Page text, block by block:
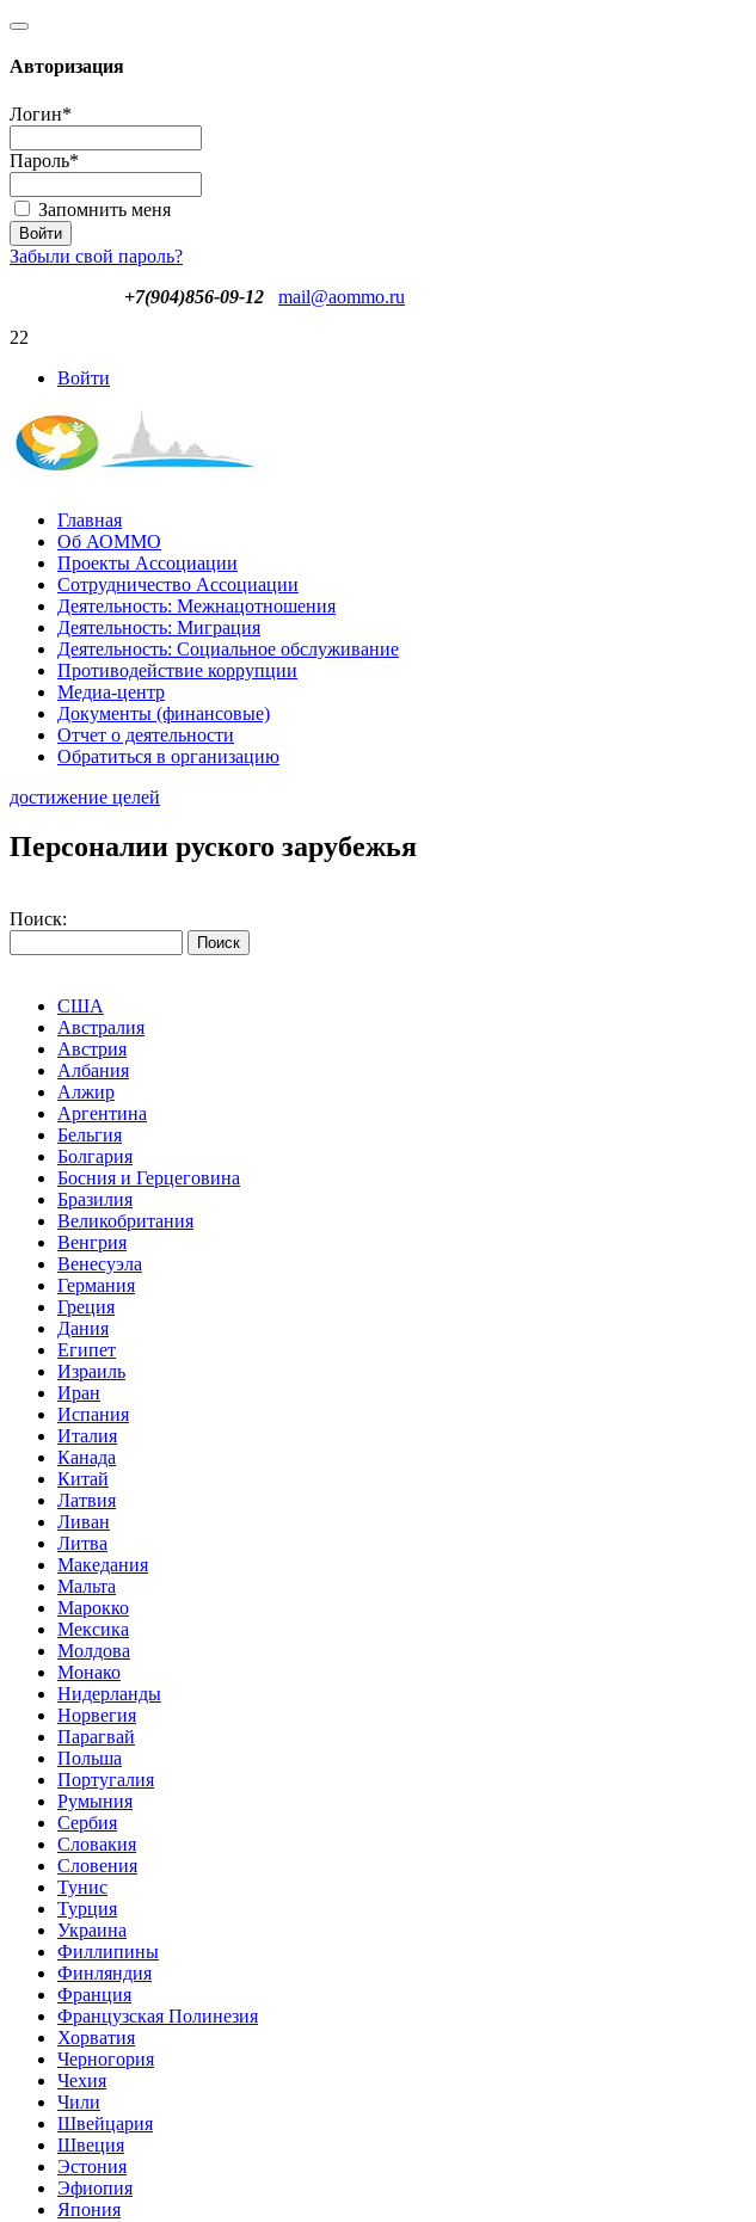
Авторизация
Логин*
Пароль*
Запомнить меня
Забыли свой пароль?
+7(904)856-09-12
mail@aommo.ru
22
Войти
Главная
Об АОММО
Проекты Ассоциации
Сотрудничество Ассоциации
Деятельность: Межнацотношения
Деятельность: Миграция
Деятельность: Социальное обслуживание
Противодействие коррупции
Медиа-центр
Документы (финансовые)
Отчет о деятельности
Обратиться в организацию
достижение целей
Персоналии руского зарубежья
Поиск:
США
Австралия
Австрия
Албания
Алжир
Аргентина
Бельгия
Болгария
Босния и Герцеговина
Бразилия
Великобритания
Венгрия
Венесуэла
Германия
Греция
Дания
Египет
Израиль
Иран
Испания
Италия
Канада
Китай
Латвия
Ливан
Литва
Македания
Мальта
Марокко
Мексика
Молдова
Монако
Нидерланды
Норвегия
Парагвай
Польша
Португалия
Румыния
Сербия
Словакия
Словения
Тунис
Турция
Украина
Филлипины
Финляндия
Франция
Французская Полинезия
Хорватия
Черногория
Чехия
Чили
Швейцария
Швеция
Эстония
Эфиопия
Япония